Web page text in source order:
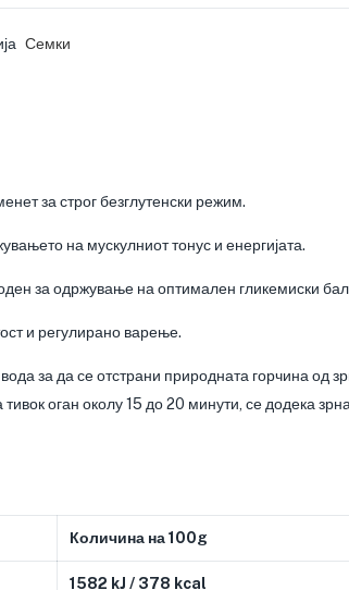
Семки
за строг безглутенски режим.
на мускулниот тонус и енергијата.
за одржување на оптимален гликемиски
и регулирано варење.
за да се отстрани природната горчина од
оган околу 15 до 20 минути, се додека
Количина на 100g
1582 kJ / 378 kcal